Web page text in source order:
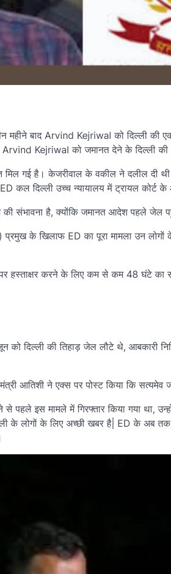
तीन महीने बाद Arvind Kejriwal को दिल्ली
Arvind Kejriwal को जमानत देने के दिल्ली
गई है। केजरीवाल के वकील ने दलील दी
कल दिल्ली उच्च न्यायालय में ट्रायल कोर्ट
संभावना है, क्योंकि जमानत आदेश पहले जेल
के खिलाफ ED का पूरा मामला उन लोगों
हस्ताक्षर करने के लिए कम से कम 48 घंटे का
दिल्ली की तिहाड़ जेल लौटे थे, आबकारी
आतिशी ने एक्स पर पोस्ट किया कि सत्यमेव
पहले इस मामले में गिरफ्तार किया गया था,
के लोगों के लिए अच्छी खबर है| ED के अब